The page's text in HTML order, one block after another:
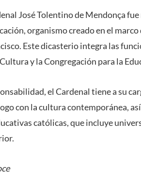
José Tolentino de Mendonça
organismo creado en el
Este dicasterio integra las
y la Congregación para la
el Cardenal tiene a su
con la cultura contemporánea,
católicas, que incluye